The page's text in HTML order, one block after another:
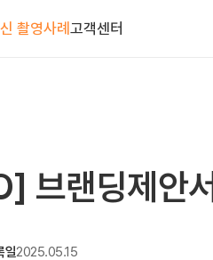
촬영사례 고객센터
브랜딩제안서
일2025.05.15